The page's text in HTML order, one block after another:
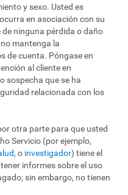
y sexo. Usted es
en asociación con su
ninguna pérdida o daño
mantenga la
de cuenta. Póngase en
al cliente en
sospecha que se ha
relacionada con los
otra parte para que usted
Servicio (por ejemplo,
, o investigador) tiene el
informes sobre el uso
sin embargo, no tienen